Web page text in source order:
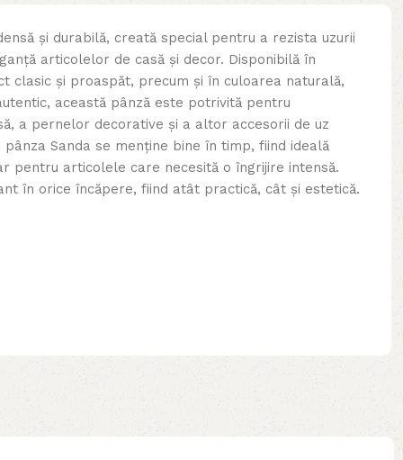
și durabilă, creată special pentru a rezista uzurii
articolelor de casă și decor. Disponibilă în
clasic și proaspăt, precum și în culoarea naturală,
această pânză este potrivită pentru
a pernelor decorative și a altor accesorii de uz
Sanda se menține bine în timp, fiind ideală
pentru articolele care necesită o îngrijire intensă.
în orice încăpere, fiind atât practică, cât și estetică.